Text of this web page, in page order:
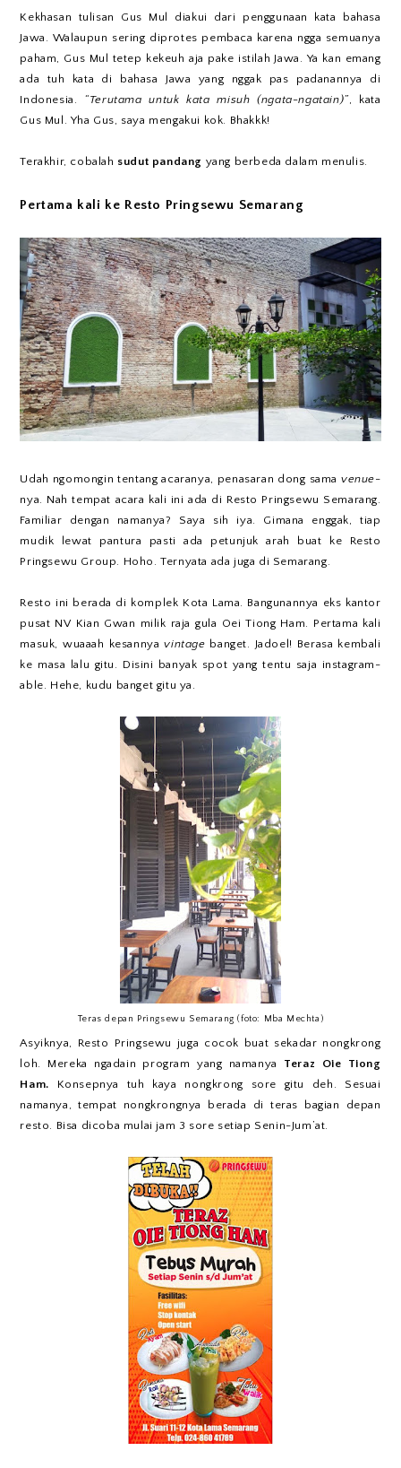
Kekhasan tulisan Gus Mul diakui dari penggunaan kata bahasa
Jawa. Walaupun sering diprotes pembaca karena ngga semuanya
paham, Gus Mul tetep kekeuh aja pake istilah Jawa. Ya kan emang
ada tuh kata di bahasa Jawa yang nggak pas padanannya di
Indonesia. “Terutama untuk kata misuh (ngata-ngatain)”, kata
Gus Mul. Yha Gus, saya mengakui kok. Bhakkk!
Terakhir, cobalah sudut pandang yang berbeda dalam menulis.
Pertama kali ke Resto Pringsewu Semarang
Udah ngomongin tentang acaranya, penasaran dong sama venue-
nya. Nah tempat acara kali ini ada di Resto Pringsewu Semarang.
Familiar dengan namanya? Saya sih iya. Gimana enggak, tiap
mudik lewat pantura pasti ada petunjuk arah buat ke Resto
Pringsewu Group. Hoho. Ternyata ada juga di Semarang.
Resto ini berada di komplek Kota Lama. Bangunannya eks kantor
pusat NV Kian Gwan milik raja gula Oei Tiong Ham. Pertama kali
masuk, wuaaah kesannyavintage banget. Jadoel! Berasa kembali
ke masa lalu gitu. Disini banyak spot yang tentu saja instagram-
able. Hehe, kudu banget gitu ya.
Teras depan Pringsewu Semarang (foto: Mba Mechta)
Asyiknya, Resto Pringsewu juga cocok buat sekadar nongkrong
loh. Mereka ngadain program yang namanya Teraz Oie Tiong
Ham. Konsepnya tuh kaya nongkrong sore gitu deh. Sesuai
namanya, tempat nongkrongnya berada di teras bagian depan
resto. Bisa dicoba mulai jam 3 sore setiap Senin-Jum’at.